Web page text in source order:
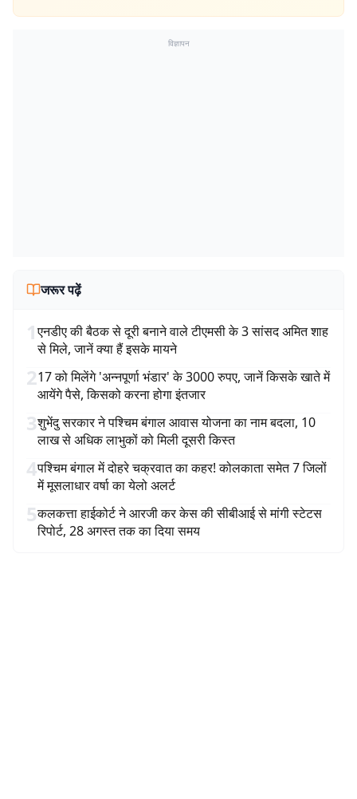
विज्ञापन
जरूर पढ़ें
1एनडीए की बैठक से दूरी बनाने वाले टीएमसी के 3 सांसद अमित शाह
से मिले, जानें क्या हैं इसके मायने
217 को मिलेंगे 'अन्नपूर्णा भंडार' के 3000 रुपए, जानें किसके खाते में
आयेंगे पैसे, किसको करना होगा इंतजार
3शुभेंदु सरकार ने पश्चिम बंगाल आवास योजना का नाम बदला, 10
लाख से अधिक लाभुकों को मिली दूसरी किस्त
4पश्चिम बंगाल में दोहरे चक्रवात का कहर! कोलकाता समेत 7 जिलों
में मूसलाधार वर्षा का येलो अलर्ट
5कलकत्ता हाईकोर्ट ने आरजी कर केस की सीबीआई से मांगी स्टेटस
रिपोर्ट, 28 अगस्त तक का दिया समय